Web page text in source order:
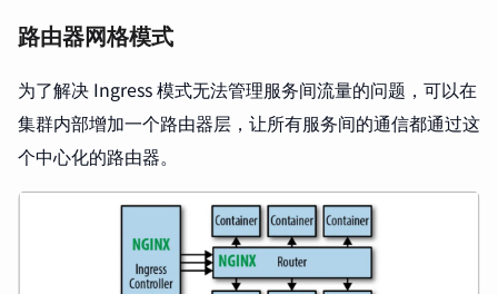
路由器网格模式
为了解决 Ingress 模式无法管理服务间流量的问题，可以在
集群内部增加一个路由器层，让所有服务间的通信都通过这
个中心化的路由器。